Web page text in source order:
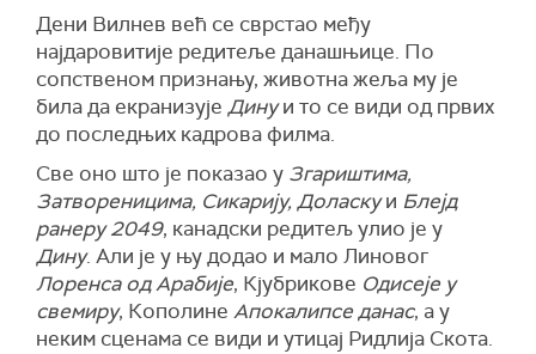
Дени Вилнев већ се сврстао међу
најдаровитије редитеље данашњице. По
сопственом признању, животна жеља му је
била да екранизује Динуи то се види од првих
до последњих кадрова филма.
Све оно што је показао у Згариштима,
Затвореницима, Сикарију, Доласкуи Блејд
ранеру 2049, канадски редитељ улио је у
Дину. Али је у њу додао и мало Линовог
Лоренса од Арабије, Кјубрикове Одисеје у
свемиру, Кополине Апокалипсе данас, а у
неким сценама се види и утицај Ридлија Скота.